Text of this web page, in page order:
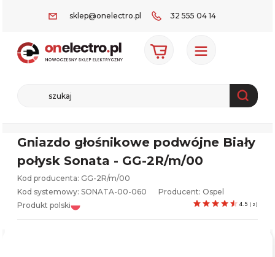
sklep@onelectro.pl 32 555 04 14
Gniazdo głośnikowe podwójne Biały
połysk Sonata - GG-2R/m/00
Kod producenta: GG-2R/m/00
Kod systemowy: SONATA-00-060 Producent: Ospel
Produkt polski
4.5 ( 2 )